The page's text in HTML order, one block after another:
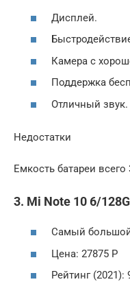
Дисплей.
Камера с
Поддержка
Отличный звук.
Недостатки
Емкость батареи всего
3. Mi Note 10 6/
Самый
Цена: 27875 Р
Рейтинг (2021):